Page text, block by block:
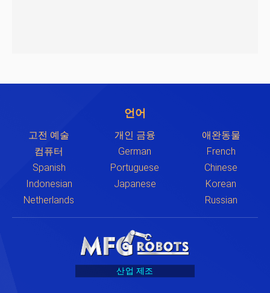
언어
고전 예술 개인 금융
애완동물
컴퓨터
German
French
Spanish
Portuguese
Chinese
Indonesian
Japanese
Korean
Netherlands
Russian
산업 제조